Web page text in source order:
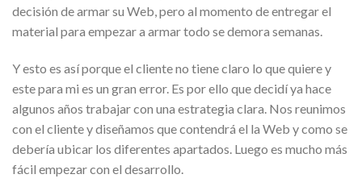
decisión de armar su Web, pero al momento de entregar el
material para empezar a armar todo se demora semanas.
Y esto es así porque el cliente no tiene claro lo que quiere y
este para mi es un gran error. Es por ello que decidí ya hace
algunos años trabajar con una estrategia clara. Nos reunimos
con el cliente y diseñamos que contendrá el la Web y como se
debería ubicar los diferentes apartados. Luego es mucho más
fácil empezar con el desarrollo.